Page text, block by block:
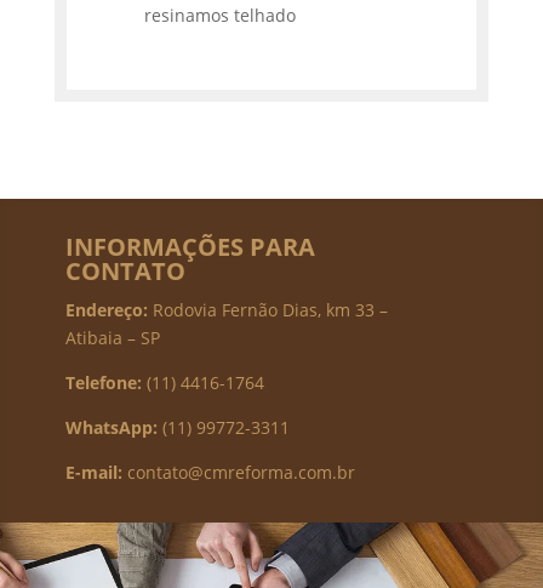
resinamos telhado
INFORMAÇÕES PARA
CONTATO
Endereço: Rodovia Fernão Dias, km 33 –
Atibaia – SP
Telefone: (11) 4416-1764
WhatsApp: (11) 99772-3311
E-mail: contato@cmreforma.com.br